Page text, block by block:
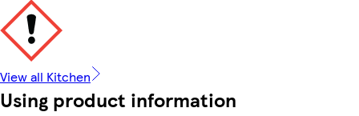
View all Kitchen
Using product information